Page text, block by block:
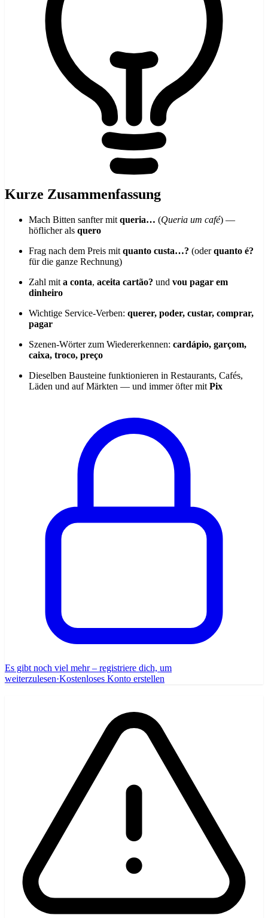
Kurze Zusammenfassung
Mach Bitten sanfter mit queria… (Queria um café) —
höflicher als quero
Frag nach dem Preis mit quanto custa…? (oderquanto é?
für die ganze Rechnung)
Zahl mit a conta, aceita cartão? und vou pagar em
dinheiro
Wichtige Service-Verben: querer, poder, custar, comprar,
pagar
Szenen-Wörter zum Wiedererkennen: cardápio, garçom,
caixa, troco, preço
Dieselben Bausteine funktionieren in Restaurants, Cafés,
Läden und auf Märkten — und immer öfter mit Pix
Es gibt noch viel mehr – registriere dich, um
weiterzulesen·Kostenloses Konto erstellen